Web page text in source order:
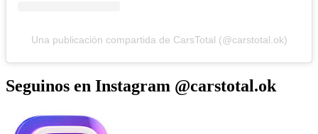
Una publicación compartida de CarsTotal (@carstotal.ok)
Seguinos en Instagram @carstotal.ok